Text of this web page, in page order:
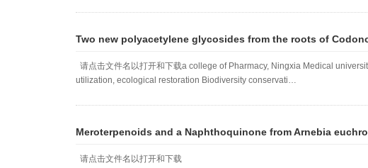
Two new polyacetylene glycosides from the roots of
请点击文件名以打开和下载a college of Pharmacy, Ningxia Medical
utilization, ecological restoration Biodiversity conservati…
Meroterpenoids and a Naphthoquinone from Arnebia
请点击文件名以打开和下载